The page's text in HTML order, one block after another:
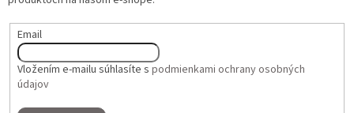
Email
Vložením e-mailu súhlasíte s podmienkami ochrany osobných
údajov